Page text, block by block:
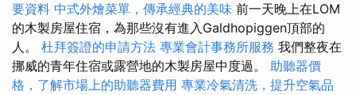
要資料 中式外燴菜單，傳承經典的美味 前一天晚上在LOM
的木製房屋住宿，為那些沒有進入Galdhopiggen頂部的
人。 杜拜簽證的申請方法 專業會計事務所服務 我們整夜在
挪威的青年住宿或露營地的木製房屋中度過。 助聽器價
格，了解市場上的助聽器費用 專業冷氣清洗，提升空氣品